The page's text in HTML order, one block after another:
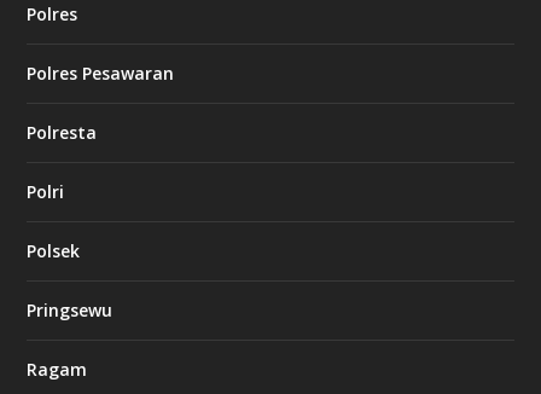
Polres
Polres Pesawaran
Polresta
Polri
Polsek
Pringsewu
Ragam